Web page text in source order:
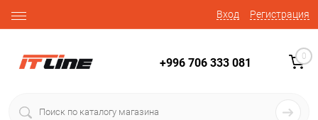
Вход Регистрация
+996 706 333 081 0